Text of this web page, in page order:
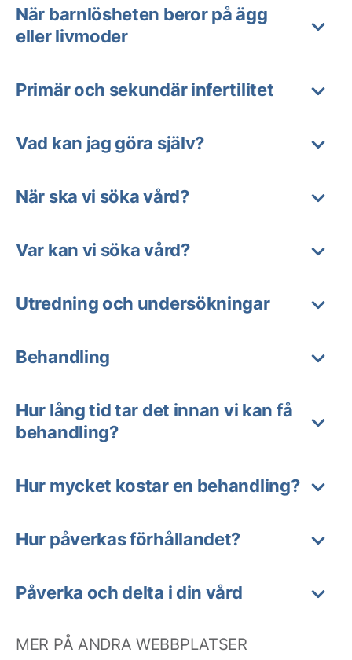
När barnlösheten beror på ägg
eller livmoder
Primär och sekundär infertilitet
Vad kan jag göra själv?
När ska vi söka vård?
Var kan vi söka vård?
Utredning och undersökningar
Behandling
Hur lång tid tar det innan vi kan få
behandling?
Hur mycket kostar en behandling?
Hur påverkas förhållandet?
Påverka och delta i din vård
MER PÅ ANDRA WEBBPLATSER